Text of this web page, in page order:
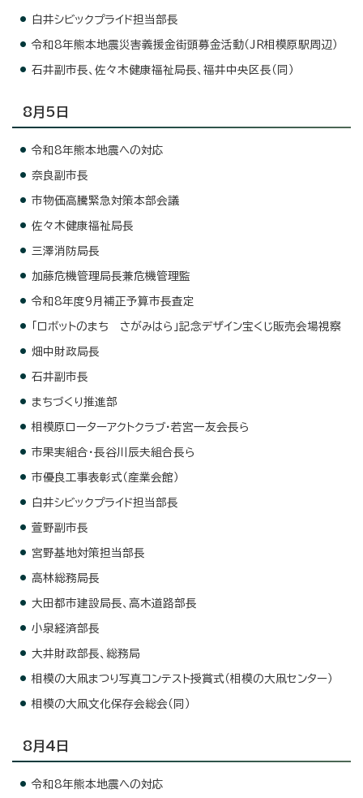
白井シビックプライド担当部長
令和8年熊本地震災害義援金街頭募金活動（JR相模原駅周辺）
石井副市長、佐々木健康福祉局長、福井中央区長（同）
8月5日
令和8年熊本地震への対応
奈良副市長
市物価高騰緊急対策本部会議
佐々木健康福祉局長
三澤消防局長
加藤危機管理局長兼危機管理監
令和8年度9月補正予算市長査定
「ロボットのまち さがみはら」記念デザイン宝くじ販売会場視察
畑中財政局長
石井副市長
まちづくり推進部
相模原ローターアクトクラブ・若宮一友会長ら
市果実組合・長谷川辰夫組合長ら
市優良工事表彰式（産業会館）
白井シビックプライド担当部長
萱野副市長
宮野基地対策担当部長
高林総務局長
大田都市建設局長、高木道路部長
小泉経済部長
大井財政部長、総務局
相模の大凧まつり写真コンテスト授賞式（相模の大凧センター）
相模の大凧文化保存会総会（同）
8月4日
令和8年熊本地震への対応